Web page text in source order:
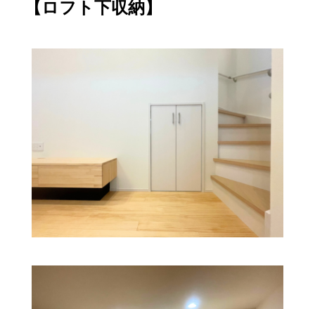
【ロフト下収納】